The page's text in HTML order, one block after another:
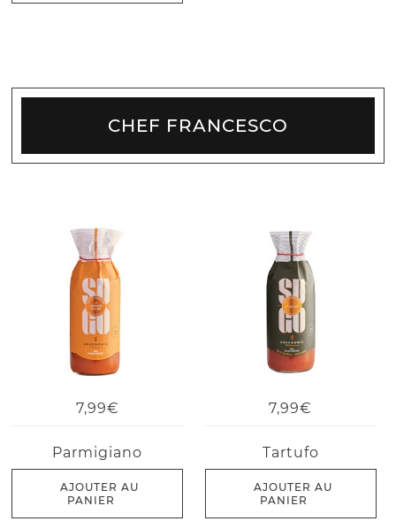
CHEF FRANCESCO
7,99€
Parmigiano
AJOUTER AU
PANIER
7,99€
Tartufo
AJOUTER AU
PANIER